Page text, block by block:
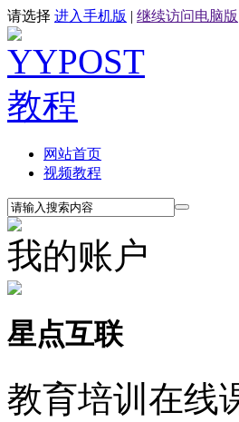
请选择 进入手机版 | 继续访问电脑版
网站首页
视频教程
我的账户
星点互联
教育培训在线